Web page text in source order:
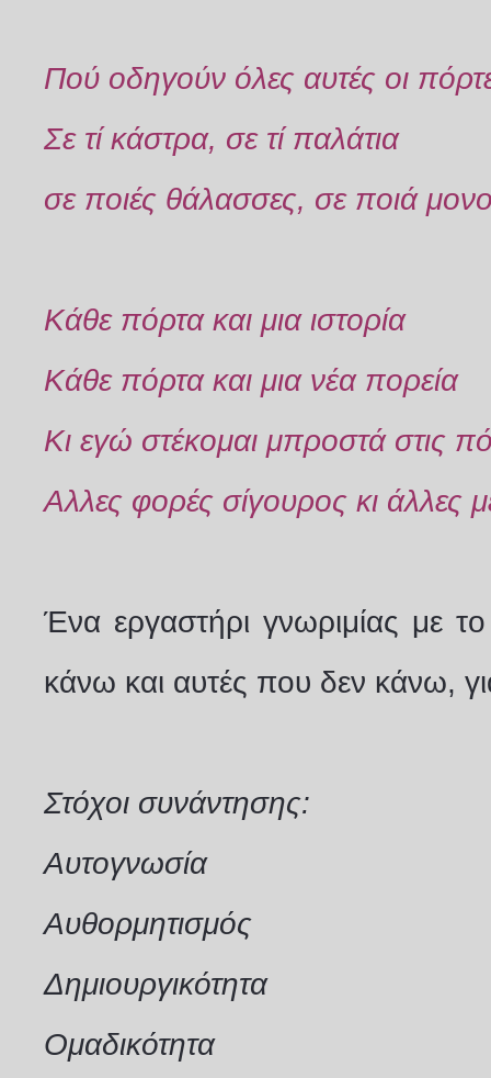
Πού οδηγούν όλες αυτές οι
Σε τί κάστρα, σε τί παλάτια
σε ποιές θάλασσες, σε ποιά
Κάθε πόρτα και μια ιστορία
Κάθε πόρτα και μια νέα πορεία
Κι εγώ στέκομαι μπροστά στις
Αλλες φορές σίγουρος κι άλλες
Ένα εργαστήρι γνωριμίας με
κάνω και αυτές που δεν κάνω,
Στόχοι συνάντησης:
Αυτογνωσία
Αυθορμητισμός
Δημιουργικότητα
Ομαδικότητα